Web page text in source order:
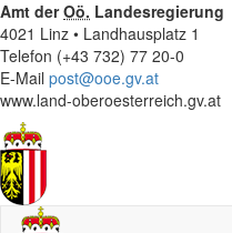
Amt derOö. Landesregierung
4021 Linz • Landhausplatz 1
Telefon (+43 732) 77 20-0
E-Mail post@ooe.gv.at
www.land-oberoesterreich.gv.at